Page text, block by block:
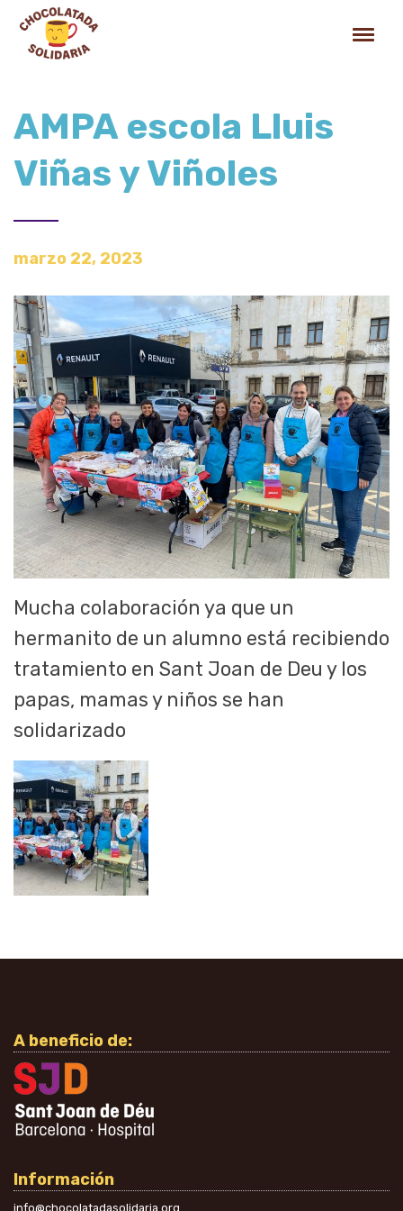
AMPA escola Lluis
Viñas y Viñoles
marzo 22, 2023
Mucha colaboración ya que un
hermanito de un alumno está recibiendo
tratamiento en Sant Joan de Deu y los
papas, mamas y niños se han
solidarizado
A beneficio de:
Información
info@chocolatadasolidaria.org